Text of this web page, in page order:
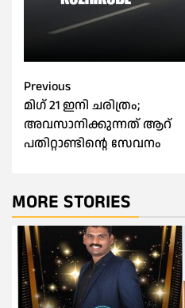
Post
navigation
Previous
മിഗ് 21 ഇനി ചരിത്രം;
അവസാനിക്കുന്നത് ആറ്
പതിറ്റാണ്ടിൻ്റെ സേവനം
MORE STORIES